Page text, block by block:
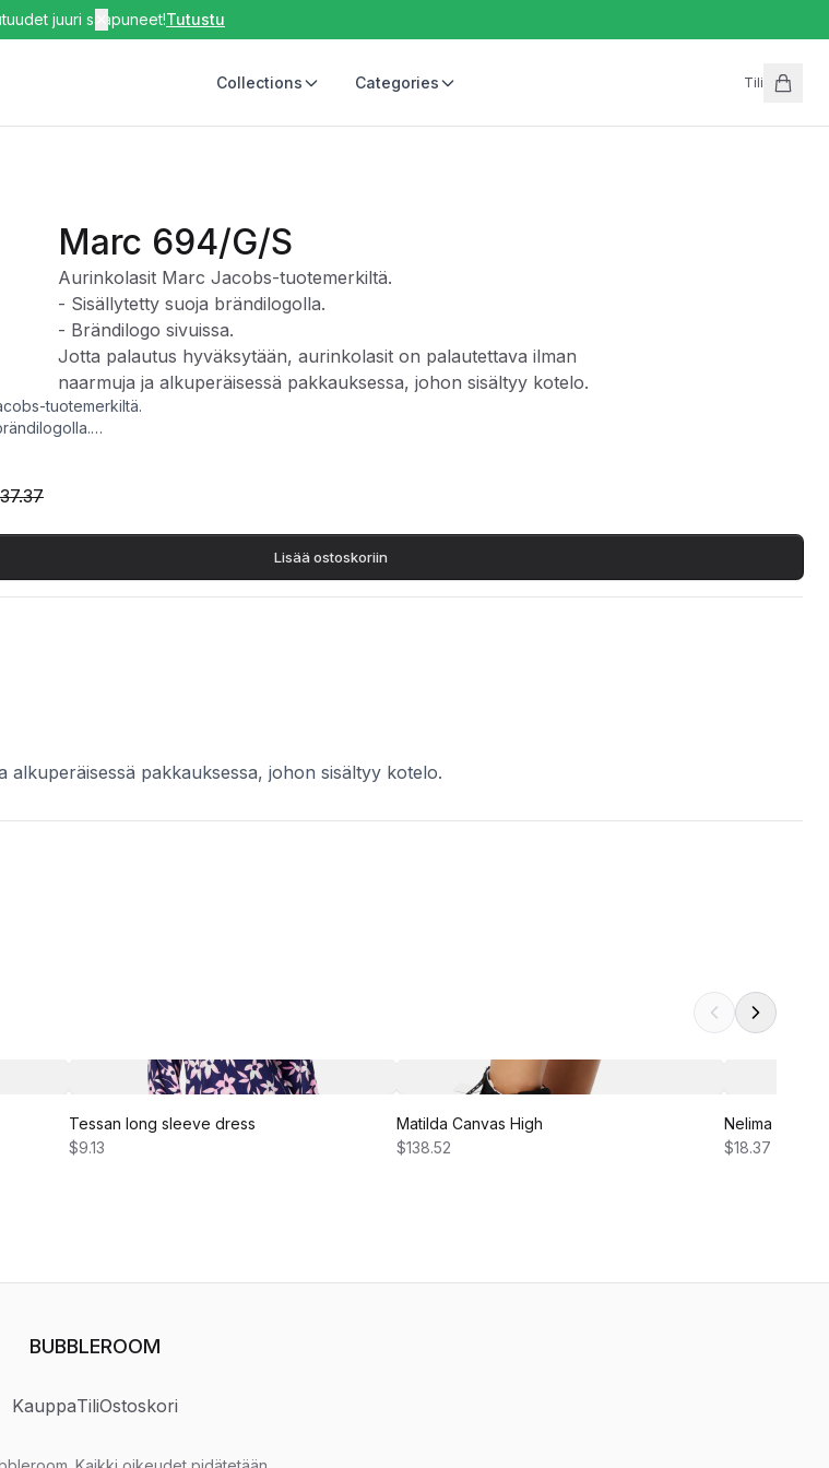
juuri saapuneet!Tutustu
Collections Categories Tili
Marc 694/G/S
Aurinkolasit Marc Jacobs-tuotemerkiltä.
- Sisällytetty suoja brändilogolla.
- Brändilogo sivuissa.
Jotta palautus hyväksytään, aurinkolasit on palautettava ilman
naarmuja ja alkuperäisessä pakkauksessa, johon sisältyy kotelo.
tuotemerkiltä.
aurinkolasit on palautettava ilman naarmuja ja alkuperäisessä pakkauksessa, johon sisältyy kotelo.
Lisää ostoskoriin
pakkauksessa, johon sisältyy kotelo.
Tessan long sleeve dress
$9.13
Matilda Canvas High
$138.52
Nelima Dress
$18.37
BUBBLEROOM
KauppaTiliOstoskori